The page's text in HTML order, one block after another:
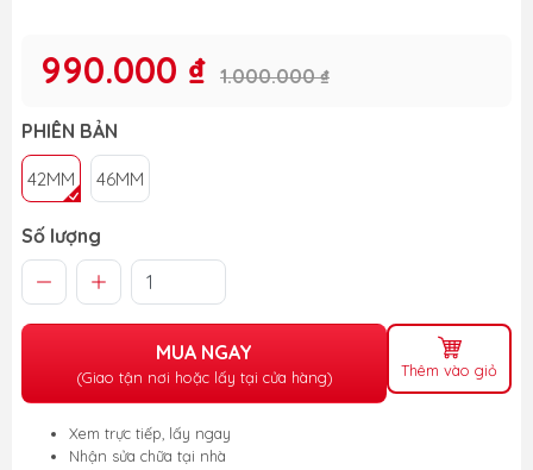
990.000 ₫ 1.000.000 ₫
PHIÊN BẢN
42MM 46MM
Số lượng
MUA NGAY
(Giao tận nơi hoặc lấy tại cửa hàng) Thêm vào giỏ
Xem trực tiếp, lấy ngay
Nhận sửa chữa tại nhà